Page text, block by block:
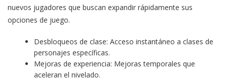
nuevos jugadores que buscan expandir rápidamente sus
opciones de juego.
Desbloqueos de clase: Acceso instantáneo a clases de
personajes específicas.
Mejoras de experiencia: Mejoras temporales que
aceleran el nivelado.